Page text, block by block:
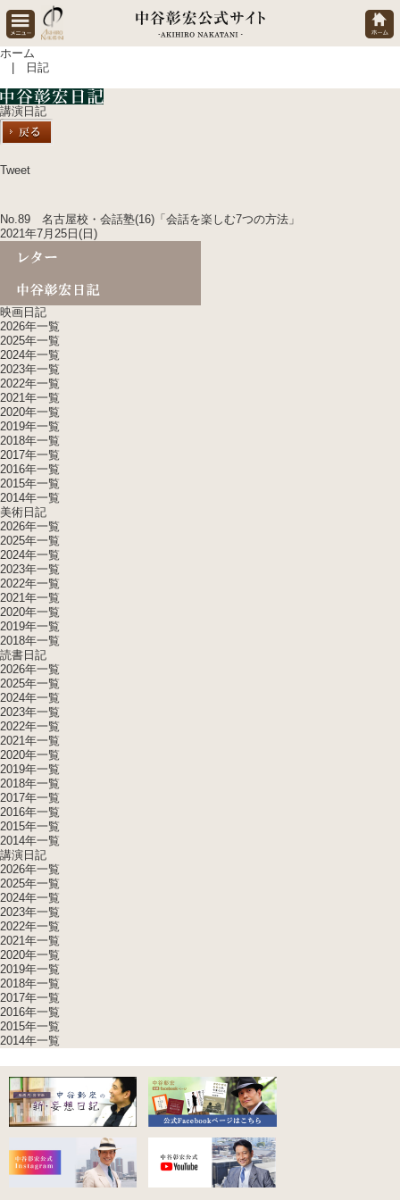
ホーム
| 日記
講演日記
Tweet
No.89 名古屋校・会話塾(16)「会話を楽しむ7つの方法」
2021年7月25日(日)
映画日記
2026年一覧
2025年一覧
2024年一覧
2023年一覧
2022年一覧
2021年一覧
2020年一覧
2019年一覧
2018年一覧
2017年一覧
2016年一覧
2015年一覧
2014年一覧
美術日記
2026年一覧
2025年一覧
2024年一覧
2023年一覧
2022年一覧
2021年一覧
2020年一覧
2019年一覧
2018年一覧
読書日記
2026年一覧
2025年一覧
2024年一覧
2023年一覧
2022年一覧
2021年一覧
2020年一覧
2019年一覧
2018年一覧
2017年一覧
2016年一覧
2015年一覧
2014年一覧
講演日記
2026年一覧
2025年一覧
2024年一覧
2023年一覧
2022年一覧
2021年一覧
2020年一覧
2019年一覧
2018年一覧
2017年一覧
2016年一覧
2015年一覧
2014年一覧